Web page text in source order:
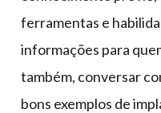
ferramentas e
informações para
também, conversar
bons exemplos de